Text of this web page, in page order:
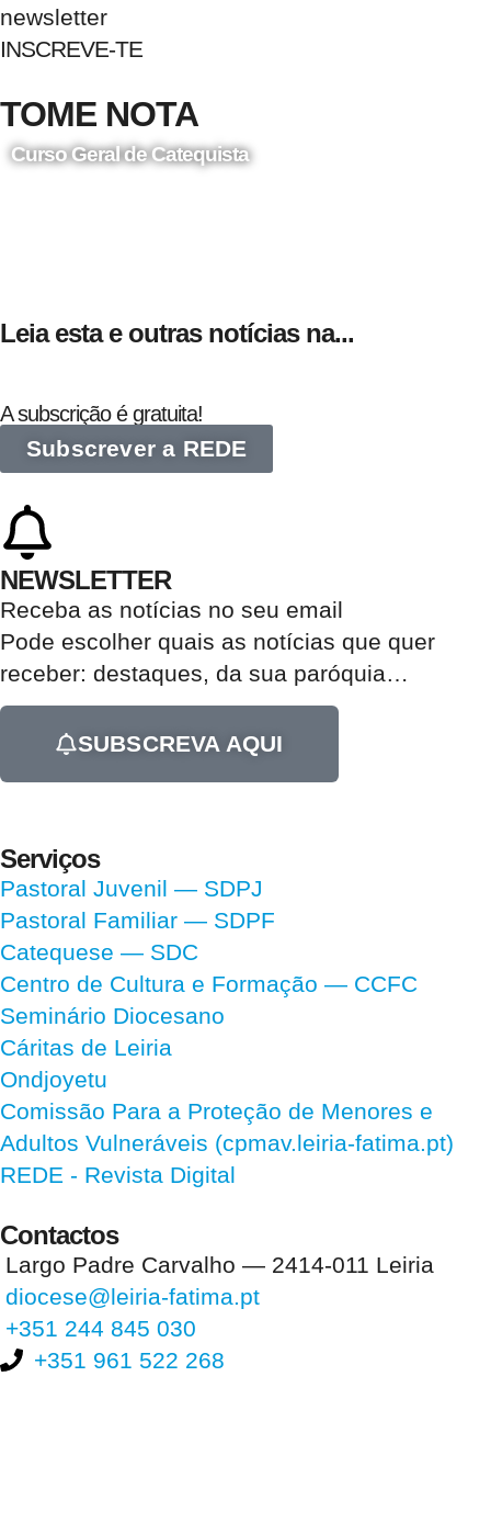
newsletter
INSCREVE-TE
TOME NOTA
Curso Geral de Catequista
Leia esta e outras notícias na...
A subscrição é gratuita!
Subscrever a REDE
NEWSLETTER
Receba as notícias no seu email​
Pode escolher quais as notícias que quer
receber: destaques, da sua paróquia…
SUBSCREVA AQUI
Serviços
Pastoral Juvenil — SDPJ
Pastoral Familiar — SDPF
Catequese — SDC
Centro de Cultura e Formação — CCFC
Seminário Diocesano
Cáritas de Leiria
Ondjoyetu
Comissão Para a Proteção de Menores e
Adultos Vulneráveis (cpmav.leiria-fatima.pt)
REDE - Revista Digital
Contactos
Largo Padre Carvalho — 2414-011 Leiria
diocese@leiria-fatima.pt
+351 244 845 030
+351 961 522 268